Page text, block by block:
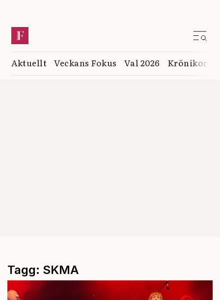
Aktuellt Veckans Fokus Val 2026 Krönikor
Tagg: SKMA